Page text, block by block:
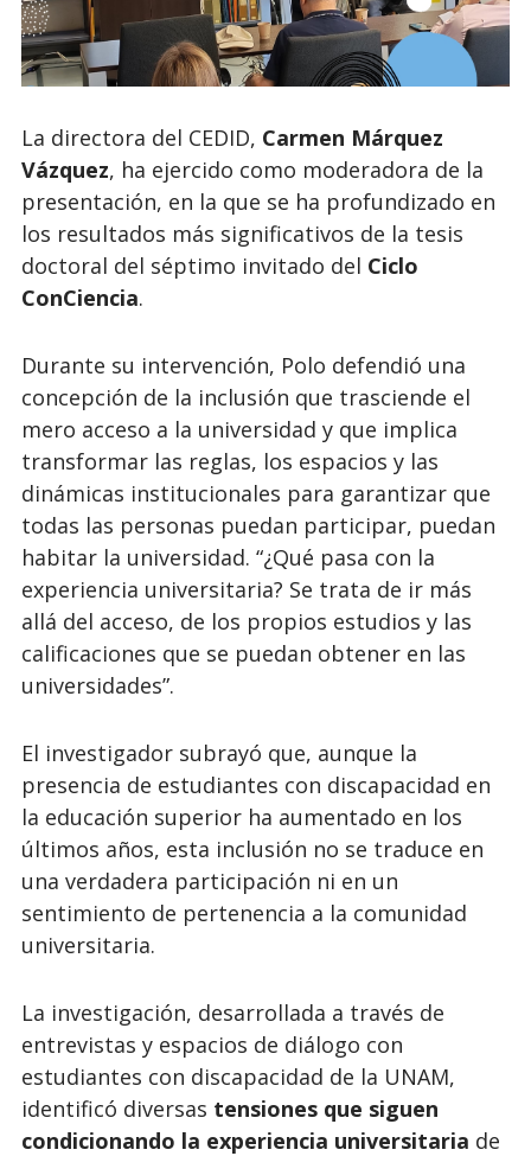
La directora del CEDID, Carmen Márquez
Vázquez, ha ejercido como moderadora de la
presentación, en la que se ha profundizado en
los resultados más significativos de la tesis
doctoral del séptimo invitado del Ciclo
ConCiencia.
Durante su intervención, Polo defendió una
concepción de la inclusión que trasciende el
mero acceso a la universidad y que implica
transformar las reglas, los espacios y las
dinámicas institucionales para garantizar que
todas las personas puedan participar, puedan
habitar la universidad. “¿Qué pasa con la
experiencia universitaria? Se trata de ir más
allá del acceso, de los propios estudios y las
calificaciones que se puedan obtener en las
universidades”.
El investigador subrayó que, aunque la
presencia de estudiantes con discapacidad en
la educación superior ha aumentado en los
últimos años, esta inclusión no se traduce en
una verdadera participación ni en un
sentimiento de pertenencia a la comunidad
universitaria.
La investigación, desarrollada a través de
entrevistas y espacios de diálogo con
estudiantes con discapacidad de la UNAM,
identificó diversas tensiones que siguen
condicionando la experiencia universitaria de